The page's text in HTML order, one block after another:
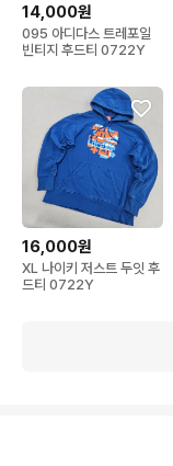
14,000원
095 아디다스 트레포일
빈티지 후드티 0722Y
16,000원
XL 나이키 저스트 두잇 후
드티 0722Y